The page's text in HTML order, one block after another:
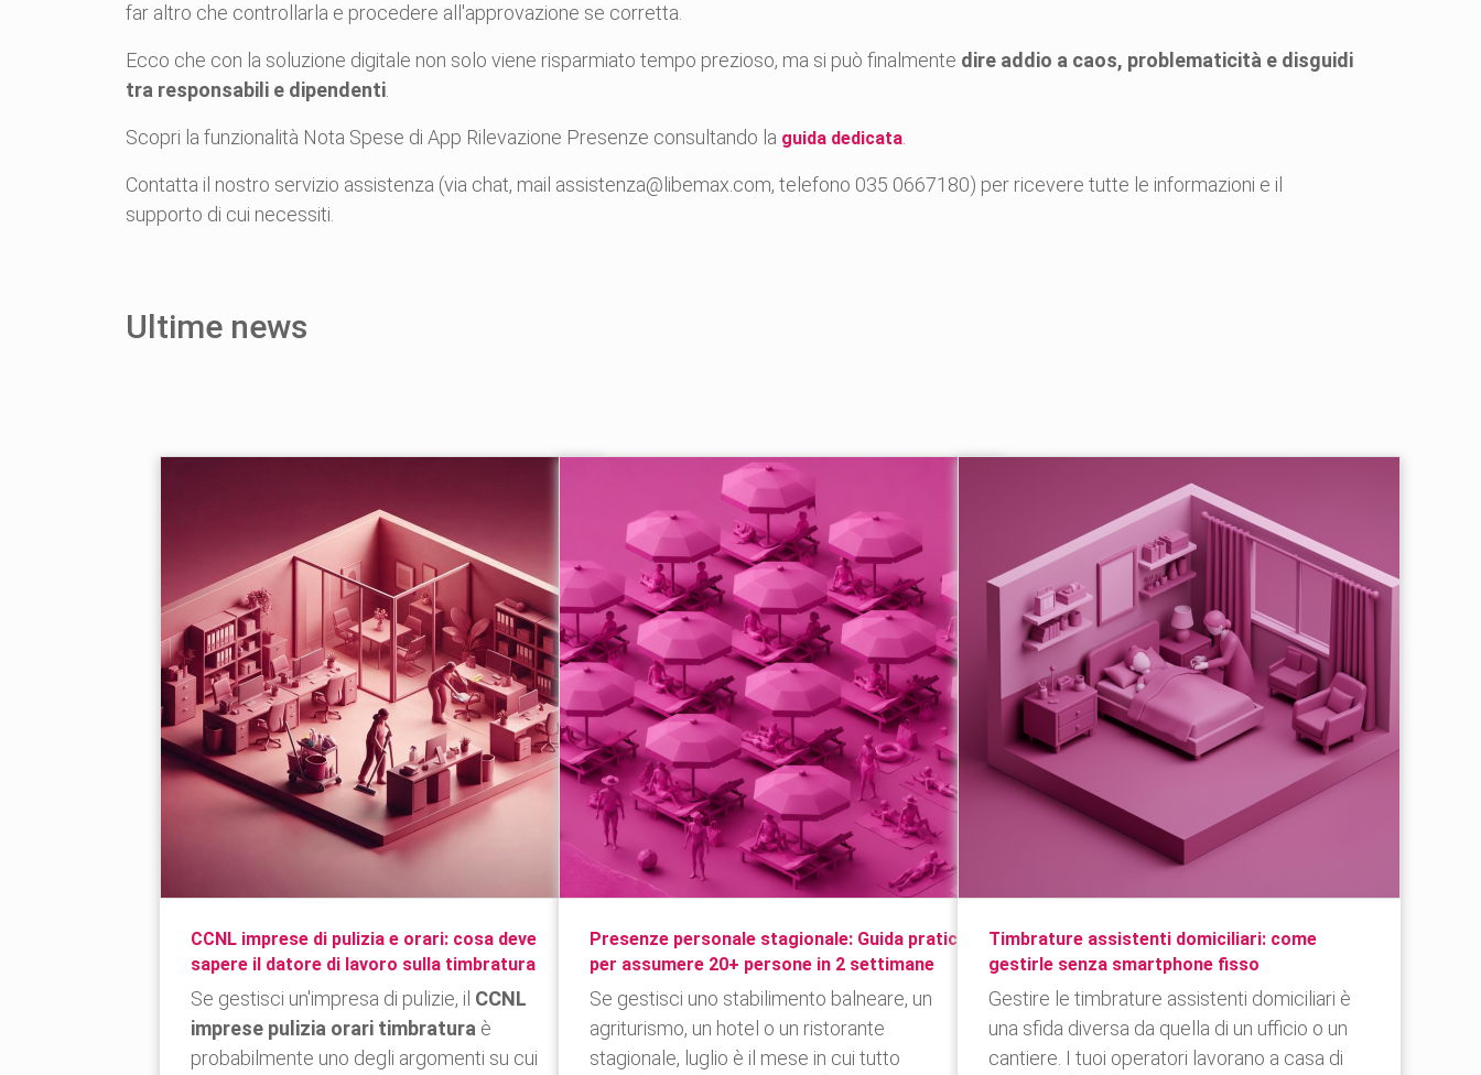
far altro che controllarla e procedere all'approvazione se corretta.
Ecco che con la soluzione digitale non solo viene risparmiato tempo prezioso, ma si può finalmente dire addio a caos, problematicità e disguidi
tra responsabili e dipendenti
Scopri la funzionalità Nota Spese di App Rilevazione Presenze consultando la guida dedicata
Contatta il nostro servizio assistenza (via chat, mail assistenza@libemax.com, telefono 035 0667180) per ricevere tutte le informazioni e il
supporto di cui necessiti.
Ultime news
CCNL imprese di pulizia e orari: cosa deve
sapere il datore di lavoro sulla timbratura
Se gestisci un'impresa di pulizie, il CCNL
imprese pulizia orari timbratura è
probabilmente uno degli argomenti su cui
Presenze personale stagionale: Guida pratica
per assumere 20+ persone in 2 settimane
Se gestisci uno stabilimento balneare, un
agriturismo, un hotel o un ristorante
stagionale, luglio è il mese in cui tutto
Timbrature assistenti domiciliari: come
gestirle senza smartphone fisso
Gestire le timbrature assistenti domiciliari è
una sfida diversa da quella di un ufficio o un
cantiere. I tuoi operatori lavorano a casa di